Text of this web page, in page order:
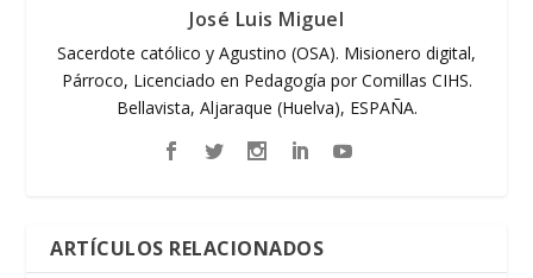
José Luis Miguel
Sacerdote católico y Agustino (OSA). Misionero digital,
Párroco, Licenciado en Pedagogía por Comillas CIHS.
Bellavista, Aljaraque (Huelva), ESPAÑA.
ARTÍCULOS RELACIONADOS